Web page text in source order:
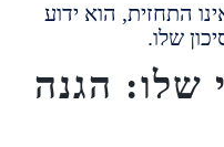
הוא ידוע
הגנה